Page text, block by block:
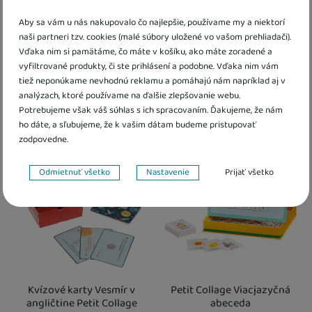
Aby sa vám u nás nakupovalo čo najlepšie, používame my a niektorí
naši partneri tzv. cookies (malé súbory uložené vo vašom prehliadači).
Vďaka nim si pamätáme, čo máte v košíku, ako máte zoradené a
vyfiltrované produkty, či ste prihlásení a podobne. Vďaka nim vám
tiež neponúkame nevhodnú reklamu a pomáhajú nám napríklad aj v
analýzach, ktoré používame na ďalšie zlepšovanie webu.
Potrebujeme však váš súhlas s ich spracovaním. Ďakujeme, že nám
ho dáte, a sľubujeme, že k vašim dátam budeme pristupovať
zodpovedne.
Nastavenie súhlasov s kategóriami cookies
VŽDY AKTÍVNE
Technické cookies umožňujú váš priechod nákupným košíkom,
porovnávanie produktov a ďalšie nevyhnutné funkcie.
Preferenčné a rozšírené funkcie
Preferenčné a rozšírené funkcie
nastavovať znova a aby ste sa s nami mohli spojiť napr. pomocou
chatu.
Povolené
Odmietnuť všetko Nastavenie Prijať všetko
Senzorické puzzle Nájdi
obľúbený predmet Petit
Collage
20,10€
K dispozícii
Kdy zboží dostanete?
Osobný odber vo výdajnom mieste
U Vás doma 17. 8.
Moje prvé hláskovanie puzzle
so zvieratkami v angličtine
Petit Collage
14,70€
K dispozícii
Kdy zboží dostanete?
Obľúbené
Kvízové ​​karty Vesmír v
angličtine Petit Collage
Petit Collage Viacjazyčná
abeceda